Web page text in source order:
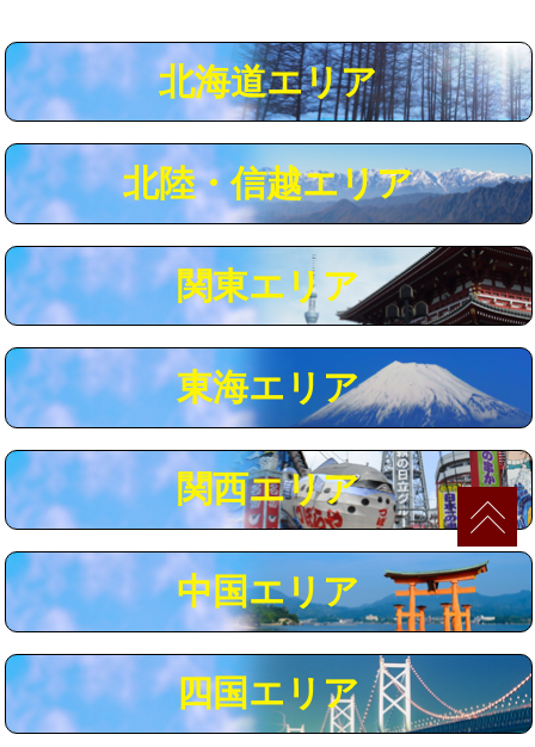
用（追加）/3ｍ超え)
給水管工事※（ライニング鋼管・銅
44,000円
給水管工事※（ライニング鋼管・銅
管・ポリ管・HT管使用/3ｍ超え)
+8,800円
マス交換（土の掘削・埋め戻し作業） 11,000円~
マス交換（深さ50㎝未満） 55,000円
マス交換（深さ50㎝以上） 66,000円
コンクリート斫り（厚さ10㎝まで） 27,500円
コンクリート斫り（厚さ10㎝超え） 38,500円
モルタル補修（厚さ10㎝まで） 27,500円
追加人工 16,500円
※給水管工事は20mmまでの価格です。
北海道エリア
北陸・信越エリア
関東エリア
東海エリア
関西エリア
中国エリア
四国エリア